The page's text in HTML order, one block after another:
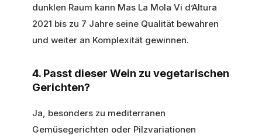
dunklen Raum kann Mas La Mola Vi d’Altura
2021 bis zu 7 Jahre seine Qualität bewahren
und weiter an Komplexität gewinnen.
4. Passt dieser Wein zu vegetarischen
Gerichten?
Ja, besonders zu mediterranen
Gemüsegerichten oder Pilzvariationen